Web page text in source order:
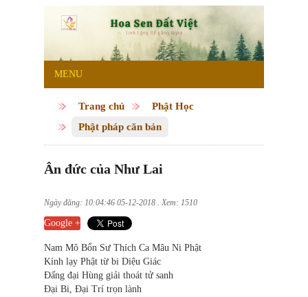
MENU
Trang chủ
Phật Học
Phật pháp căn bản
Ân đức của Như Lai
Ngày đăng: 10:04:46 05-12-2018 . Xem: 1510
Google +
Nam Mô Bổn Sư Thích Ca Mâu Ni Phật
Kính lạy Phật từ bi Diệu Giác
Đấng đại Hùng giải thoát tử sanh
Đại Bi, Đại Trí trọn lành